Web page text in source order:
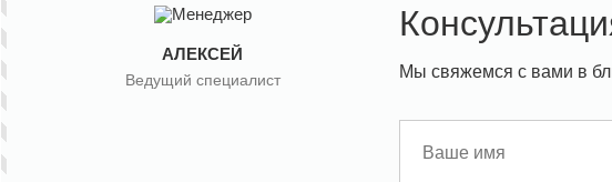
АЛЕКСЕЙ
Ведущий специалист Мы свяжемся с вами в